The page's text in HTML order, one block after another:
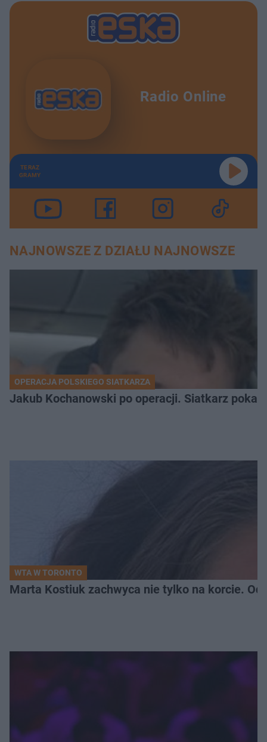
Radio Online
TERAZ
GRAMY
NAJNOWSZE Z DZIAŁU NAJNOWSZE
OPERACJA POLSKIEGO SIATKARZA
Jakub Kochanowski po operacji. Siatkarz
WTA W TORONTO
Marta Kostiuk zachwyca nie tylko na korcie.